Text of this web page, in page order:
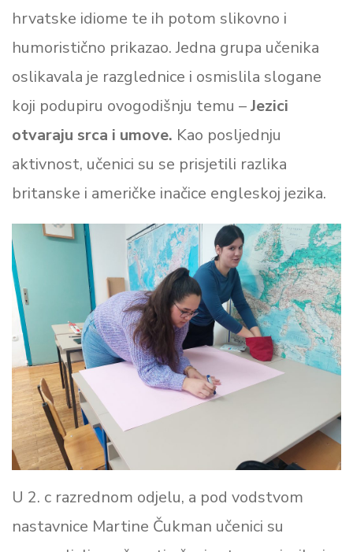
hrvatske idiome te ih potom slikovno i
humoristično prikazao. Jedna grupa učenika
oslikavala je razglednice i osmislila slogane
koji podupiru ovogodišnju temu –Jezici
otvaraju srca i umove. Kao posljednju
aktivnost, učenici su se prisjetili razlika
britanske i američke inačice engleskoj jezika.
U 2. c razrednom odjelu, a pod vodstvom
nastavnice Martine Čukman učenici su